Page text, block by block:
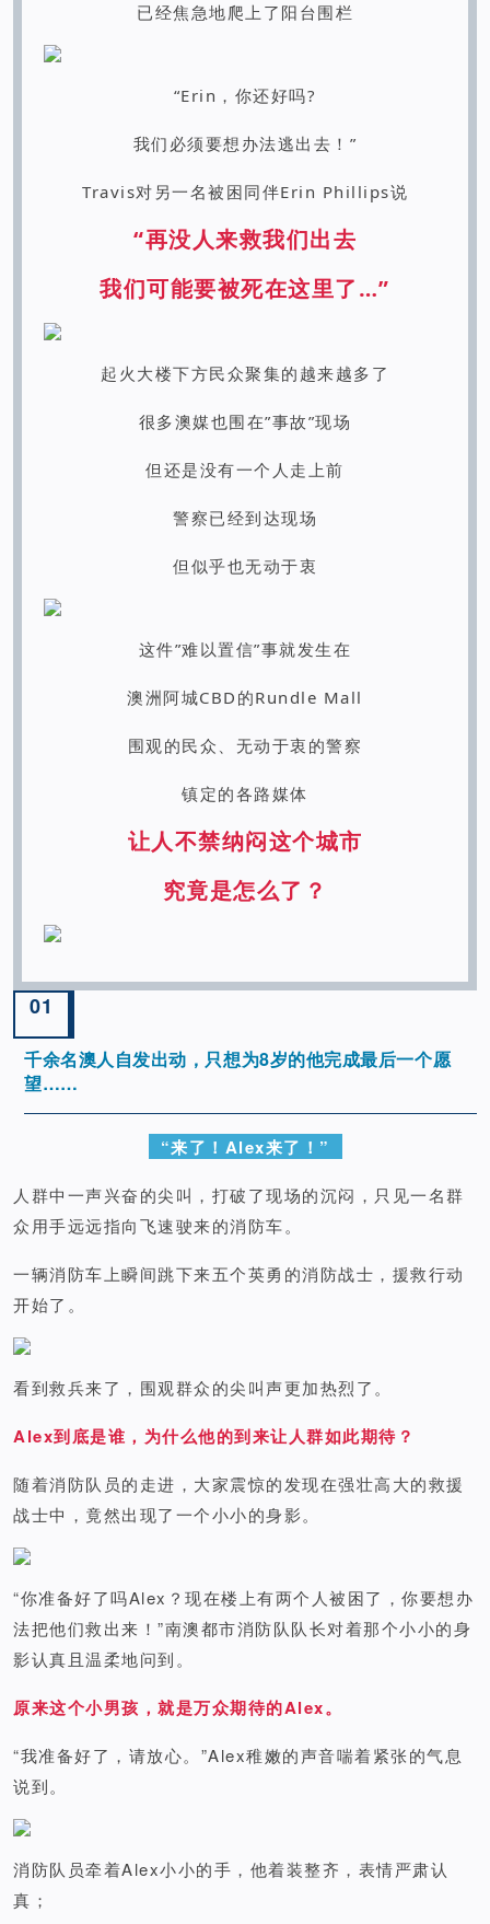
已经焦急地爬上了阳台围栏
“Erin， 你还好吗?
我们必须要想办法逃出去！”
Travis对另一名被困同伴Erin Phillips说
“再没人来救我们出去
我们可能要被死在这里了…”
起火大楼下方民众聚集的越来越多了
很多澳媒也围在”事故”现场
但还是没有一个人走上前
警察已经到达现场
但似乎也无动于衷
这件”难以置信”事就发生在
澳洲阿城CBD的Rundle Mall
围观的民众、无动于衷的警察
镇定的各路媒体
让人不禁纳闷这个城市
究竟是怎么了？
01
千余名澳人自发出动，只想为8岁的他完成最后一个愿
望……
“来了！Alex来了！”
人群中一声兴奋的尖叫，打破了现场的沉闷，只见一名群
众用手远远指向飞速驶来的消防车。
一辆消防车上瞬间跳下来五个英勇的消防战士，援救行动
开始了。
看到救兵来了，围观群众的尖叫声更加热烈了。
Alex到底是谁，为什么他的到来让人群如此期待？
随着消防队员的走进，大家震惊的发现在强壮高大的救援
战士中，竟然出现了一个小小的身影。
“你准备好了吗Alex？现在楼上有两个人被困了，你要想办
法把他们救出来！”南澳都市消防队队长对着那个小小的身
影认真且温柔地问到。
原来这个小男孩，就是万众期待的Alex。
“我准备好了，请放心。”Alex稚嫩的声音喘着紧张的气息
说到。
消防队员牵着Alex小小的手，他着装整齐，表情严肃认
真；